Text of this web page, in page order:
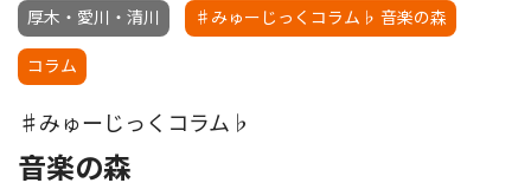
厚木・愛川・清川 ♯みゅーじっくコラム♭ 音楽の森
コラム
♯みゅーじっくコラム♭
音楽の森